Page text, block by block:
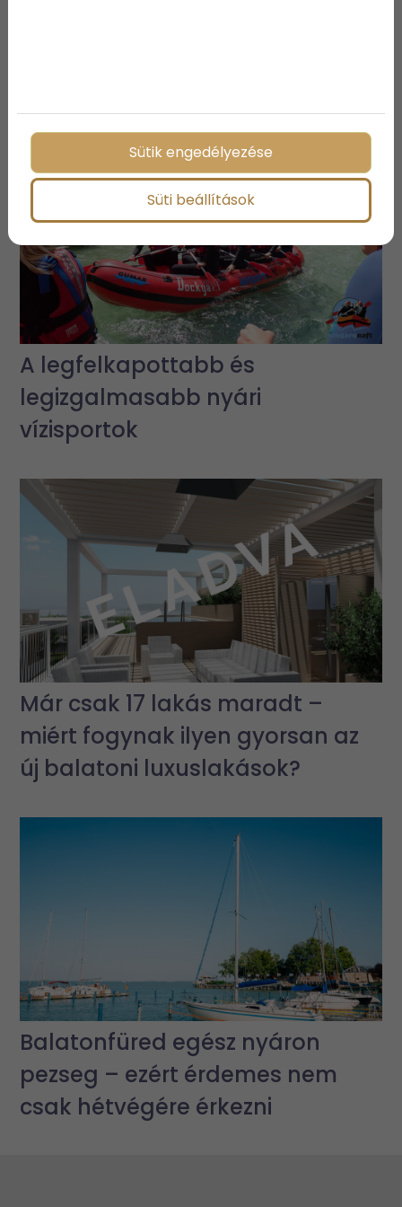
A legfelkapottabb és
legizgalmasabb nyári
vízisportok
Már csak 17 lakás maradt –
miért fogynak ilyen gyorsan az
új balatoni luxuslakások?
Balatonfüred egész nyáron
pezseg – ezért érdemes nem
csak hétvégére érkezni
Sütik engedélyezése
Süti beállítások